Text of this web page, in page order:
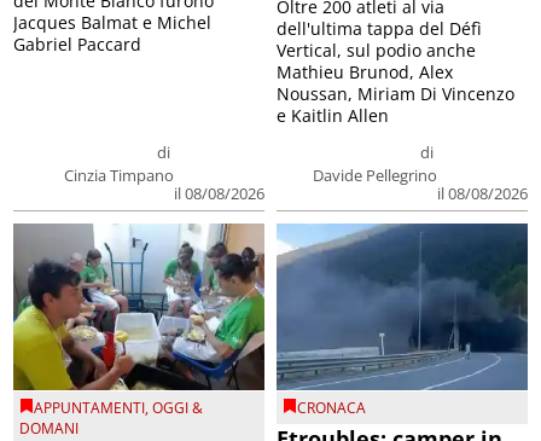
di
Cinzia Timpano
il 08/08/2026
Jacques Balmat e Michel
Gabriel Paccard
di
Davide Pellegrino
il 08/08/2026
Oltre 200 atleti al via
dell'ultima tappa del Défì
Vertical, sul podio anche
Mathieu Brunod, Alex
Noussan, Miriam Di Vincenzo
e Kaitlin Allen
APPUNTAMENTI,OGGI &
DOMANI
CRONACA